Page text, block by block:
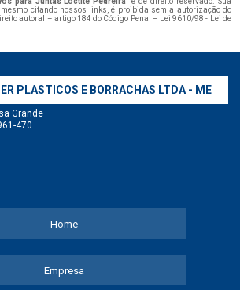
citando nossos links, é proibida sem a autorização do
autoral – artigo 184 do Código Penal –
Lei 9610/98 - Lei de
PLASTICOS E BORRACHAS LTDA - ME
Grande
470
Home
Empresa